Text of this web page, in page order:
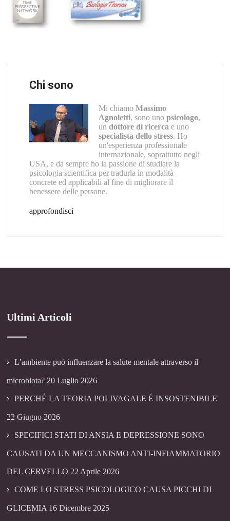
Chi sono
Mi chiamo Massimo
Agnoletti, sono uno psicologo,
un dottore di ricerca e uno
specialista dello stress. Ho
un'esperienza professionale
internazionale, soprattutto negli
USA, e da sempre ho la passione di studiare la
psicologia scientifica per tradurla in modalità
concrete ed applicabili al fine di migliorare il
benessere delle persone.
approfondisci
Ultimi Articoli
L’ambiente può influenzare la salute mentale attraverso il
microbiota? 20 Luglio 2026
PERCHÉ LA TEORIA POLIVAGALE É INSOSTENIBILE
22 Giugno 2026
SPECIFICI STATI DI ANSIA E DEPRESSIONE SONO
CAUSATI DA UN MECCANISMO ANTI-INFIAMMATORIO
DEL CERVELLO 22 Aprile 2026
COME LO STRESS PSICOLOGICO CAUSA PICCHI DI
GLICEMIA 16 Dicembre 2025